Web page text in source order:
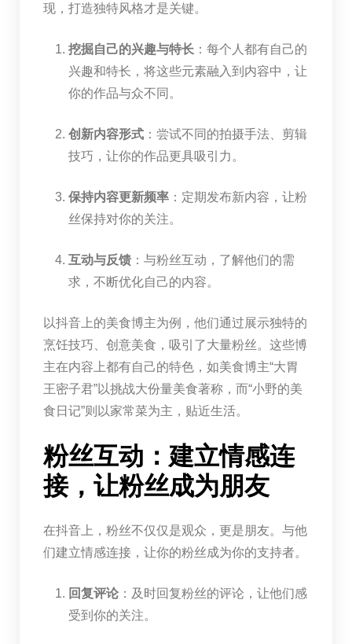
现，打造独特风格才是关键。
挖掘自己的兴趣与特长：每个人都有自己的
兴趣和特长，将这些元素融入到内容中，让
你的作品与众不同。
创新内容形式：尝试不同的拍摄手法、剪辑
技巧，让你的作品更具吸引力。
保持内容更新频率：定期发布新内容，让粉
丝保持对你的关注。
互动与反馈：与粉丝互动，了解他们的需
求，不断优化自己的内容。
以抖音上的美食博主为例，他们通过展示独特的
烹饪技巧、创意美食，吸引了大量粉丝。这些博
主在内容上都有自己的特色，如美食博主“大胃
王密子君”以挑战大份量美食著称，而“小野的美
食日记”则以家常菜为主，贴近生活。
粉丝互动：建立情感连
接，让粉丝成为朋友
在抖音上，粉丝不仅仅是观众，更是朋友。与他
们建立情感连接，让你的粉丝成为你的支持者。
回复评论：及时回复粉丝的评论，让他们感
受到你的关注。